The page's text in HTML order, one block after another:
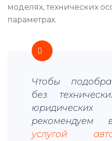
моделях, технических
параметрах.
Чтобы
без
юридических
рекомендуем
услугой